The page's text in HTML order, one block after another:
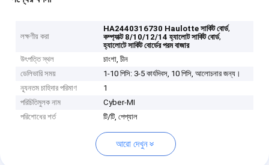
লক্ষণীয় করা
HA2440316730 Haulotte সার্কিট বোর্ড,
কম্প্যাক্ট 8/10/12/14 হ্যালোট সার্কিট বোর্ড,
হ্যালোটে সার্কিট বোর্ডের পরম বাজার
উৎপত্তি স্থল
চাংশা, চীন
ডেলিভারি সময়
1-10 পিসি: 3-5 কার্যদিবস, 10 পিসি, আলোচনার জন্য।
ন্যূনতম চাহিদার পরিমাণ
1
পরিচিতিমুলক নাম
Cyber-MI
পরিশোধের শর্ত
টি/টি, পেপ্যাল
আরো দেখুন